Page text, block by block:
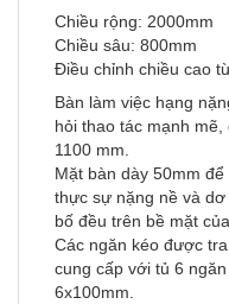
Chiều rộng: 2000mm
Chiều sâu: 800mm
Điều chỉnh chiều cao
Bàn làm việc hạng
hỏi thao tác mạnh
1100 mm.
Mặt bàn dày 50mm
thực sự nặng nề và
bố đều trên bề mặt
Các ngăn kéo được
cung cấp với tủ 6
6x100mm.